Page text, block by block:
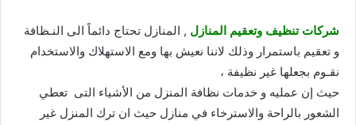
شركات تنظيف وتعقيم المنازل , المنازل تحتاج دائماً الى النـظافة
و تعقيم باستمرار وذلك لاننا نعيش بها ومع الاستهلاك والاستخدام
نقـوم بجعلها غير نظيفة ،
حيث إن عمليه و خدمات نظافة المنزل من الأشياء التى تعطي
الشعور بالراحة والاسترخاء في منازل حيث ان ترك المنزل غير